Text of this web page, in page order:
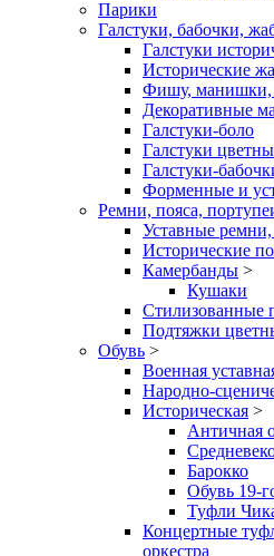
Парики
Галстуки, бабочки,
Галстуки
Исторические
Фишу, манишки,
Декоративные
Галстуки-боло
Галстуки
Галстуки-
Форменные и
Ремни, пояса,
Уставные ремни,
Исторические
Камербанды >
Кушаки
Стилизованные
Подтяжки
Обувь >
Военная
Народно-
Историческая >
Античная
Барокко
Обувь 19-
Туфли
Концертные
оркестра